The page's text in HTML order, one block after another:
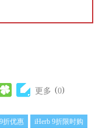
更多 (0)
折优惠
iHerb 9折限时购